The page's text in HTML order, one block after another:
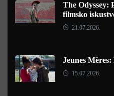
The Odyssey:
filmsko
21.07.2026.
Jeunes
15.07.2026.